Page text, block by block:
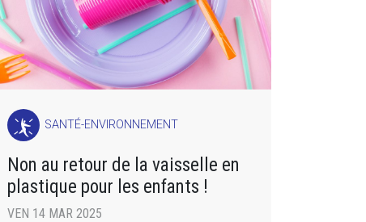
SANTÉ-ENVIRONNEMENT
Non au retour de la vaisselle en
plastique pour les enfants !
VEN 14 MAR 2025